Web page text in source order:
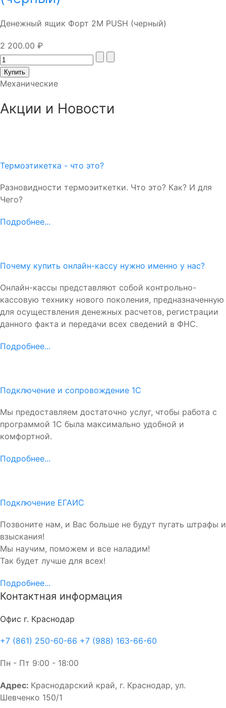
Денежный ящик Форт 2М PUSH (черный)
2 200.00 ₽
Механические
Акции и Новости
Термоэтикетка - что это?
Разновидности термоэиткетки. Что это? Как? И для
Чего?
Подробнее...
Почему купить онлайн-кассу нужно именно у нас?
Онлайн-кассы представляют собой контрольно-
кассовую технику нового поколения, предназначенную
для осуществления денежных расчетов, регистрации
данного факта и передачи всех сведений в ФНС.
Подробнее...
Подключение и сопровождение 1С
Мы предоставляем достаточно услуг, чтобы работа с
программой 1С была максимально удобной и
комфортной.
Подробнее...
Подключение ЕГАИС
Позвоните нам, и Вас больше не будут пугать штрафы и
взыскания!
Мы научим, поможем и все наладим!
Так будет лучше для всех!
Подробнее...
Контактная информация
Офис г. Краснодар
+7 (861) 250-60-66 +7 (988) 163-66-60
Пн - Пт 9:00 - 18:00
Адрес: Краснодарский край, г. Краснодар, ул.
Шевченко 150/1